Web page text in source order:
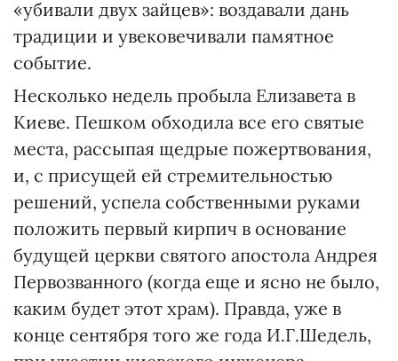
«убивали двух зайцев»: воздавали дань
традиции и увековечивали памятное
событие.
Несколько недель пробыла Елизавета в
Киеве. Пешком обходила все его святые
места, рассыпая щедрые пожертвования,
и, с присущей ей стремительностью
решений, успела собственными руками
положить первый кирпич в основание
будущей церкви святого апостола Андрея
Первозванного (когда еще и ясно не было,
каким будет этот храм). Правда, уже в
конце сентября того же года И.Г.Шедель,